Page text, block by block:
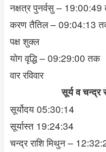
नक्षत्र पुनर्वसु –
करण तैतिल – 09:04:13
पक्ष शुक्ल
योग वृद्धि – 09:29:00 तक
वार रविवार
सूर्य व
सूर्योदय 05:30:14
सूर्यास्त 19:24:34
चन्द्र राशि मिथुन –